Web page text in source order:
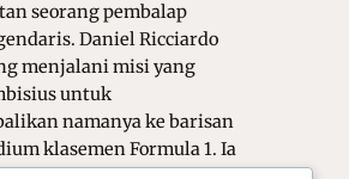
seorang pembalap
Daniel Ricciardo
menjalani misi yang
untuk
namanya ke barisan
klasemen Formula 1. Ia